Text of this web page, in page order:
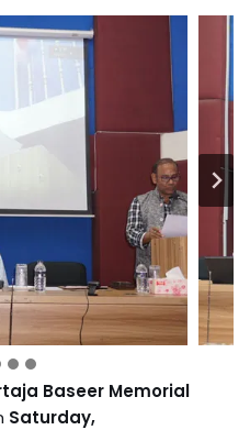
Baseer Memorial
Saturday,